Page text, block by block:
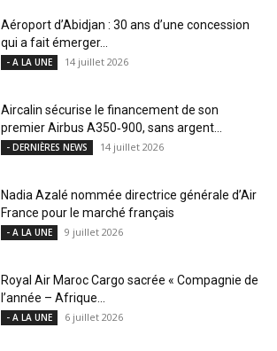
Aéroport d’Abidjan : 30 ans d’une concession
qui a fait émerger...
- A LA UNE 14 juillet 2026
Aircalin sécurise le financement de son
premier Airbus A350‑900, sans argent...
- DERNIÈRES NEWS 14 juillet 2026
Nadia Azalé nommée directrice générale d’Air
France pour le marché français
- A LA UNE 9 juillet 2026
Royal Air Maroc Cargo sacrée « Compagnie de
l’année – Afrique...
- A LA UNE 6 juillet 2026